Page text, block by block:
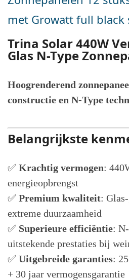
met Growatt full black
Trina Solar 440W
Glas N-Type
Hoogrenderend
constructie en N-Type
Belangrijkste
✅ Krachtig vermogen:
energieopbrengst
✅ Premium kwaliteit:
extreme duurzaamheid
✅ Superieure efficiëntie:
uitstekende prestaties bij
✅ Uitgebreide garanties:
+ 30 jaar vermogensgarantie